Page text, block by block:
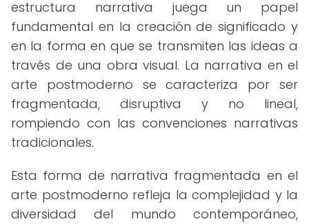
estructura narrativa juega un papel
fundamental en la creación de significado y
en la forma en que se transmiten las ideas a
través de una obra visual. La narrativa en el
arte postmoderno se caracteriza por ser
fragmentada, disruptiva y no lineal,
rompiendo con las convenciones narrativas
tradicionales.
Esta forma de narrativa fragmentada en el
arte postmoderno refleja la complejidad y la
diversidad del mundo contemporáneo,